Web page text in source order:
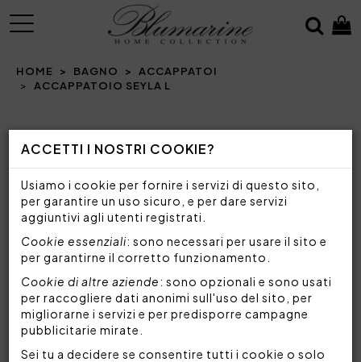
ACCETTI I NOSTRI COOKIE?
Usiamo i cookie per fornire i servizi di questo sito,
per garantire un uso sicuro, e per dare servizi
aggiuntivi agli utenti registrati.
Cookie essenziali: sono necessari per usare il sito e
per garantirne il corretto funzionamento.
Cookie di altre aziende: sono opzionali e sono usati
per raccogliere dati anonimi sull'uso del sito, per
migliorarne i servizi e per predisporre campagne
pubblicitarie mirate.
Sei tu a decidere se consentire tutti i cookie o solo
MENU
HOME BAGNO
ACCAPPATOI
ACCAPPATOIO SEYLA L
Prev